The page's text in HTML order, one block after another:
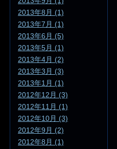
2013年8月 (1)
2013年7月 (1)
2013年6月 (5)
2013年5月 (1)
2013年4月 (2)
2013年3月 (3)
2013年1月 (1)
2012年12月 (3)
2012年11月 (1)
2012年10月 (3)
2012年9月 (2)
2012年8月 (1)